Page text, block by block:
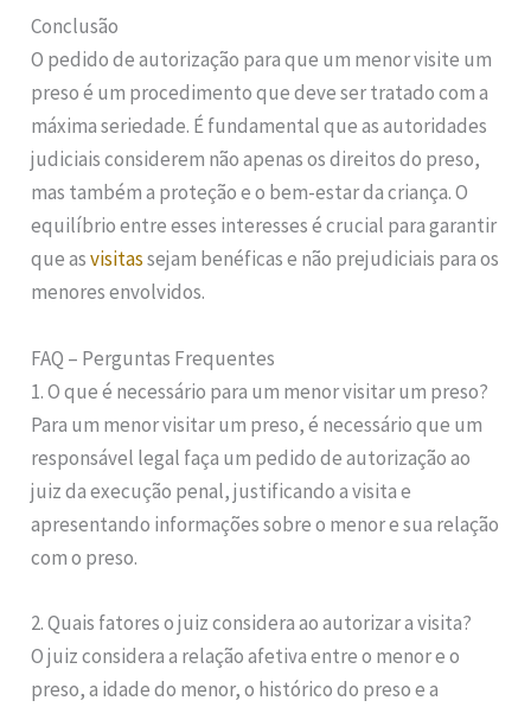
Conclusão
O pedido de autorização para que um menor visite um
preso é um procedimento que deve ser tratado com a
máxima seriedade. É fundamental que as autoridades
judiciais considerem não apenas os direitos do preso,
mas também a proteção e o bem-estar da criança. O
equilíbrio entre esses interesses é crucial para garantir
que asvisitassejam benéficas e não prejudiciais para os
menores envolvidos.
FAQ – Perguntas Frequentes
1. O que é necessário para um menor visitar um preso?
Para um menor visitar um preso, é necessário que um
responsável legal faça um pedido de autorização ao
juiz da execução penal, justificando a visita e
apresentando informações sobre o menor e sua relação
com o preso.
2. Quais fatores o juiz considera ao autorizar a visita?
O juiz considera a relação afetiva entre o menor e o
preso, a idade do menor, o histórico do preso e a